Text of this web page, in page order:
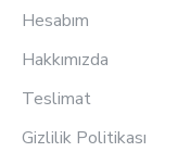
Hesabım
Hakkımızda
Teslimat
Gizlilik Politikası